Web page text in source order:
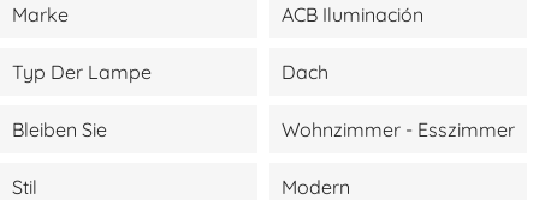
Marke ACB Iluminación
Typ Der Lampe Dach
Bleiben Sie Wohnzimmer - Esszimmer
Stil Modern